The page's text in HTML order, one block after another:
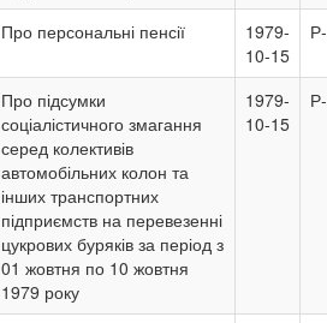
Про персональні пенсії
1979-
10-15
Про підсумки
соціалістичного змагання
серед колективів
автомобільних колон та
інших транспортних
підприємств на перевезенні
цукрових буряків за період з
01 жовтня по 10 жовтня
1979 року
1979-
10-15